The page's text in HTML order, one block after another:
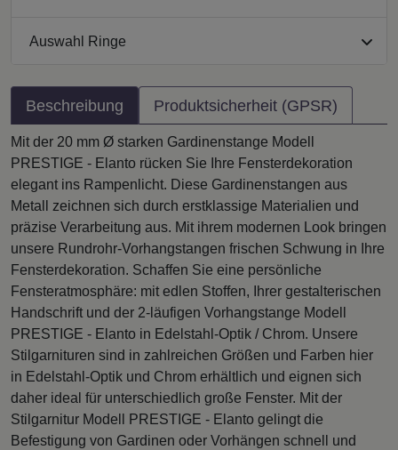
Auswahl Ringe
Beschreibung Produktsicherheit (GPSR)
Mit der 20 mm Ø starken Gardinenstange Modell
PRESTIGE - Elanto rücken Sie Ihre Fensterdekoration
elegant ins Rampenlicht. Diese Gardinenstangen aus
Metall zeichnen sich durch erstklassige Materialien und
präzise Verarbeitung aus. Mit ihrem modernen Look bringen
unsere Rundrohr-Vorhangstangen frischen Schwung in Ihre
Fensterdekoration. Schaffen Sie eine persönliche
Fensteratmosphäre: mit edlen Stoffen, Ihrer gestalterischen
Handschrift und der 2-läufigen Vorhangstange Modell
PRESTIGE - Elanto in Edelstahl-Optik / Chrom. Unsere
Stilgarnituren sind in zahlreichen Größen und Farben hier
in Edelstahl-Optik und Chrom erhältlich und eignen sich
daher ideal für unterschiedlich große Fenster. Mit der
Stilgarnitur Modell PRESTIGE - Elanto gelingt die
Befestigung von Gardinen oder Vorhängen schnell und